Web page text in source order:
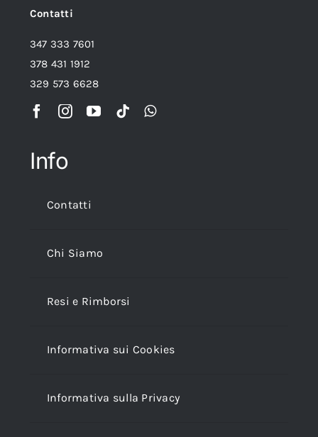
Contatti
347 333 7601
378 431 1912
329 573 6628
Info
Contatti
Chi Siamo
Resi e Rimborsi
Informativa sui Cookies
Informativa sulla Privacy